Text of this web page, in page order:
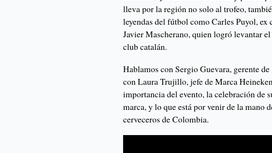
lleva por la región no solo al trofeo,
leyendas del fútbol como Carles Puyol,
Javier Mascherano, quien logró levantar
club catalán.
Hablamos con Sergio Guevara, gerente
con Laura Trujillo, jefe de Marca
importancia del evento, la celebración de
marca, y lo que está por venir de la mano
cerveceros de Colombia.